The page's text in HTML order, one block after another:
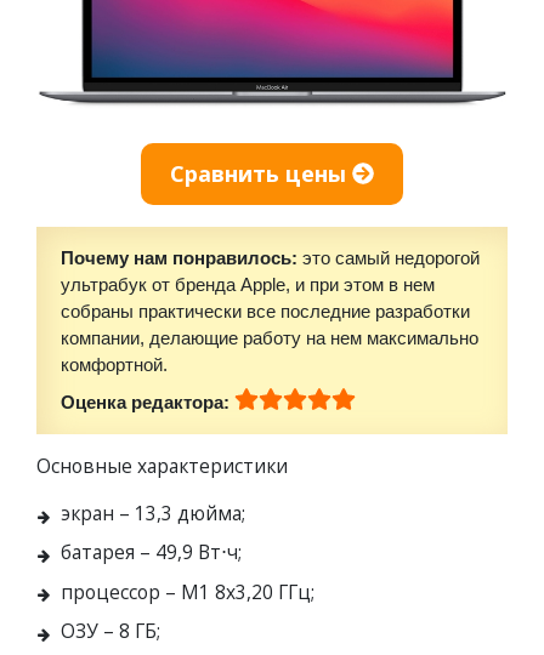
Сравнить цены
Почему нам понравилось: это самый недорогой
ультрабук от бренда Apple, и при этом в нем
собраны практически все последние разработки
компании, делающие работу на нем максимально
комфортной.
Оценка редактора:
Основные характеристики
экран – 13,3 дюйма;
батарея – 49,9 Вт⋅ч;
процессор – М1 8х3,20 ГГц;
ОЗУ – 8 ГБ;